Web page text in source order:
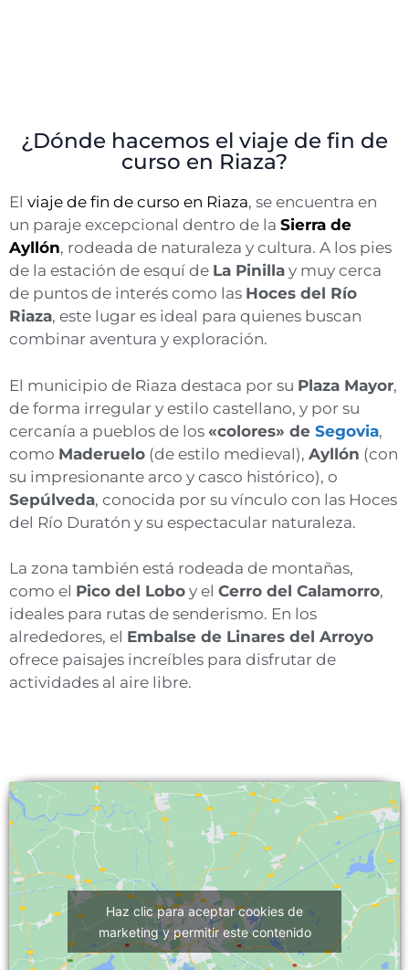
¿Dónde hacemos el viaje de fin de
curso en Riaza?
El viaje de fin de curso en Riaza, se encuentra en
un paraje excepcional dentro de la Sierra de
Ayllón, rodeada de naturaleza y cultura. A los pies
de la estación de esquí de La Pinilla y muy cerca
de puntos de interés como las Hoces del Río
Riaza, este lugar es ideal para quienes buscan
combinar aventura y exploración.
El municipio de Riaza destaca por su Plaza Mayor,
de forma irregular y estilo castellano, y por su
cercanía a pueblos de los «colores» de Segovia,
como Maderuelo (de estilo medieval), Ayllón (con
su impresionante arco y casco histórico), o
Sepúlveda, conocida por su vínculo con las Hoces
del Río Duratón y su espectacular naturaleza.
La zona también está rodeada de montañas,
como el Pico del Lobo y el Cerro del Calamorro,
ideales para rutas de senderismo. En los
alrededores, el Embalse de Linares del Arroyo
ofrece paisajes increíbles para disfrutar de
actividades al aire libre.
Haz clic para aceptar cookies de
marketing y permitir este contenido